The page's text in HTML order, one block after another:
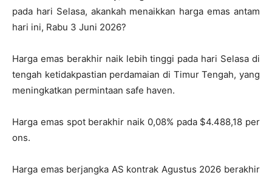
pada hari Selasa, akankah menaikkan harga emas antam
hari ini, Rabu 3 Juni 2026?
Harga emas berakhir naik lebih tinggi pada hari Selasa di
tengah ketidakpastian perdamaian di Timur Tengah, yang
meningkatkan permintaan safe haven.
Harga emas spot berakhir naik 0,08% pada $4.488,18 per
ons.
Harga emas berjangka AS kontrak Agustus 2026 berakhir